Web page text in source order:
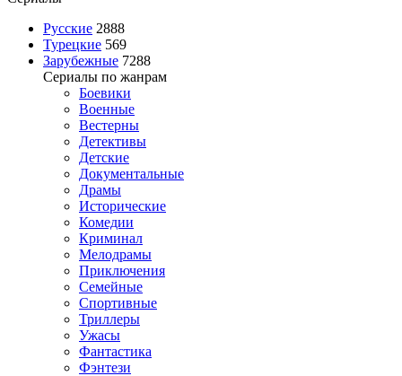
Русские 2888
Турецкие 569
Зарубежные 7288
Сериалы по жанрам
Боевики
Военные
Вестерны
Детективы
Детские
Документальные
Драмы
Исторические
Комедии
Криминал
Мелодрамы
Приключения
Семейные
Спортивные
Триллеры
Ужасы
Фантастика
Фэнтези